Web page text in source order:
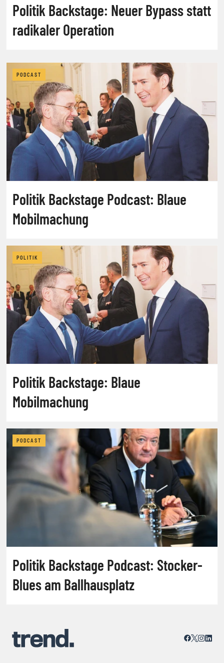
Politik Backstage: Neuer Bypass statt
radikaler Operation
PODCAST
Politik Backstage Podcast: Blaue
Mobilmachung
POLITIK
Politik Backstage: Blaue
Mobilmachung
PODCAST
Politik Backstage Podcast: Stocker-
Blues am Ballhausplatz